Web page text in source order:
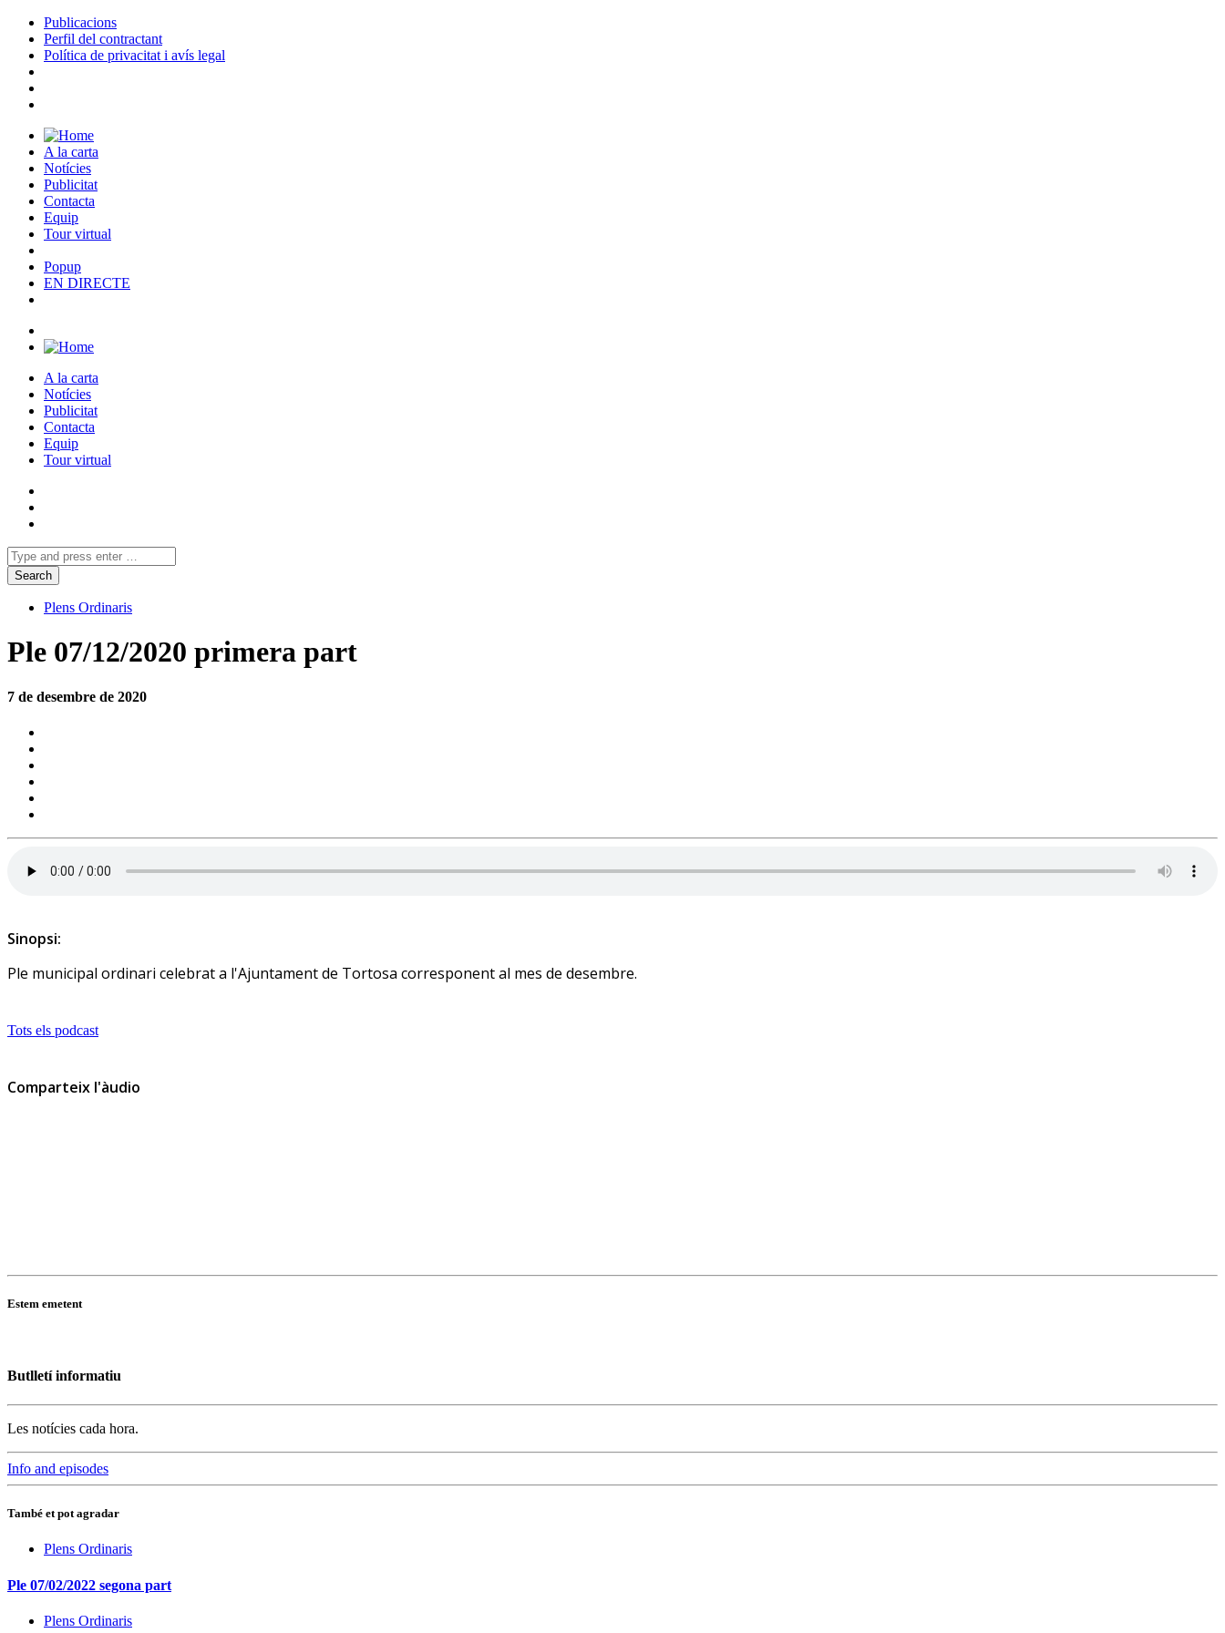
Publicacions
Perfil del contractant
Política de privacitat i avís legal
A la carta
Notícies
Publicitat
Contacta
Equip
Tour virtual
Popup
EN DIRECTE
A la carta
Notícies
Publicitat
Contacta
Equip
Tour virtual
Plens Ordinaris
Ple 07/12/2020 primera part
7 de desembre de 2020
Sinopsi:
Ple municipal ordinari celebrat a l'Ajuntament de Tortosa corresponent al mes de desembre.
Tots els podcast
Comparteix l'àudio
Estem emetent
Butlletí informatiu
Les notícies cada hora.
Info and episodes
També et pot agradar
Plens Ordinaris
Ple 07/02/2022 segona part
Plens Ordinaris